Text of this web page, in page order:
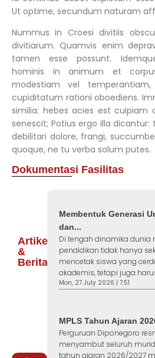
Ut optime, secundum naturam
Nummus in Croesi divitiis
divitiarum. Quamvis enim
tamen esse possunt.
hominis in animum et
modestiam vel
cupiditatum rationi oboediens.
similia: hebes acies est cuipiam
senescit; Potius ergo illa dicantur:
debilitari dolore, frangi,
quoque, ne tu verba solum putes.
Dokumentasi Fasilitas
Artikel
&
Berita
Membentuk Generasi
dan...
Di tengah dinamika dunia
pendidikan tidak hanya
mencetak siswa yang
akademis, tetapi juga
Mon, 27 July 2026 | 7:51
MPLS Tahun Ajaran
Perguruan Diponegoro
menyambut seluruh
tahun ajaran 2026/2027